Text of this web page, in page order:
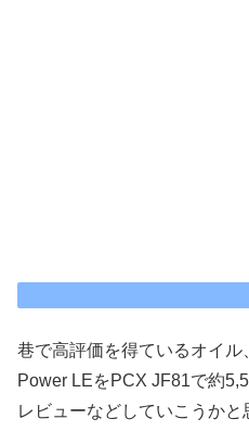
巷で高評価を得ているオイ
Power LEをPCX JF81で約
レビューなどしていこうかと